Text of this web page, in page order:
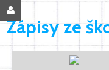
Zápisy ze